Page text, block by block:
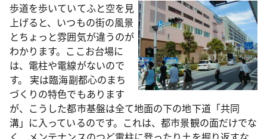
歩道を歩いていてふと空を見
上げると、いつもの街の風景
とちょっと雰囲気が違うのが
わかります。ここお台場に
は、電柱や電線がないので
す。 実は臨海副都心のまち
づくりの特色でもあります
が、こうした都市基盤は全て地面の下の地下道「共同
溝」に入っているのです。これは、都市景観の面だけでな